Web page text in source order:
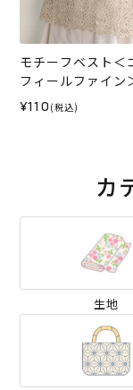
モチーフベスト＜
フィールファイン
ピ）
¥110 (税込)
カ
生地